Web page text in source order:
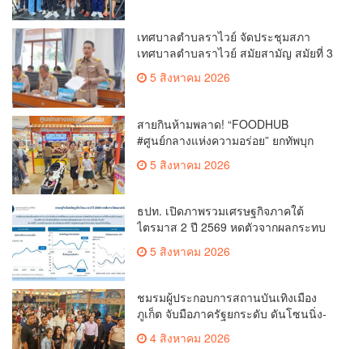
เทศบาลตำบลราไวย์ จัดประชุมสภา
เทศบาลตำบลราไวย์ สมัยสามัญ สมัยที่ 3
ประจำปี 2569
5 สิงหาคม 2026
สายกินห้ามพลาด! “FOODHUB
#ศูนย์กลางแห่งความอร่อย” ยกทัพบุก
5 สิงหาคม 2026
ธปท. เปิดภาพรวมเศรษฐกิจภาคใต้
ไตรมาส 2 ปี 2569 หดตัวจากผลกระทบ
ความขัดแย้งในตะวันออกกลาง
5 สิงหาคม 2026
ชมรมผู้ประกอบการสถานบันเทิงเมือง
ภูเก็ต จับมือภาครัฐยกระดับ ดันโซนนิ่ง-
ขับเคลื่อนท่องเที่ยวอย่างยั่งยืน
4 สิงหาคม 2026